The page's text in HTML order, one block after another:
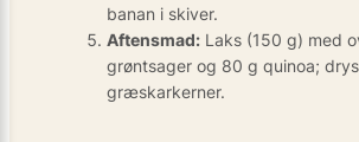
banan i skiver.
Aftensmad: Laks (150 g) med
grøntsager og 80 g quinoa;
græskarkerner.